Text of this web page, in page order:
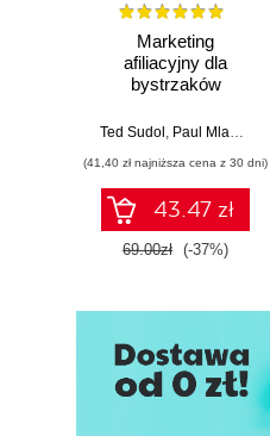
Marketing
afiliacyjny dla
bystrzaków
Ted Sudol Paul Mladjenovic
(41,40 zł najniższa cena z 30 dni)
43.47 zł
69.00zł (-37%)